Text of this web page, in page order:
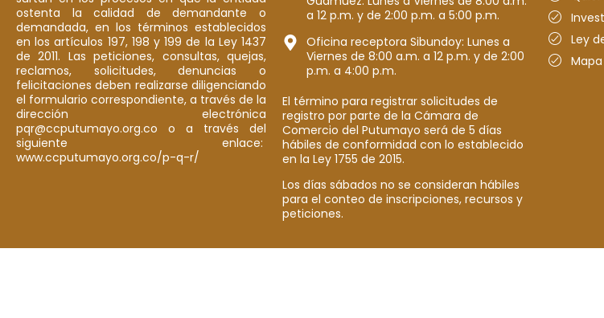
ostenta la calidad de demandante o
demandada, en los términos establecidos
en los artículos 197, 198 y 199 de la Ley 1437
de 2011. Las peticiones, consultas, quejas,
reclamos, solicitudes, denuncias o
felicitaciones deben realizarse diligenciando
el formulario correspondiente, a través de la
dirección electrónica
pqr@ccputumayo.org.co o a través del
siguiente enlace:
www.ccputumayo.org.co/p-q-r/
a 12 p.m. y de 2:00 p.m. a 5:00 p.m.
Oficina receptora Sibundoy: Lunes a
Viernes de 8:00 a.m. a 12 p.m. y de 2:00
p.m. a 4:00 p.m.
El término para registrar solicitudes de
registro por parte de la Cámara de
Comercio del Putumayo será de 5 días
hábiles de conformidad con lo establecido
en la Ley 1755 de 2015.
Los días sábados no se consideran hábiles
para el conteo de inscripciones, recursos y
peticiones.
Ley